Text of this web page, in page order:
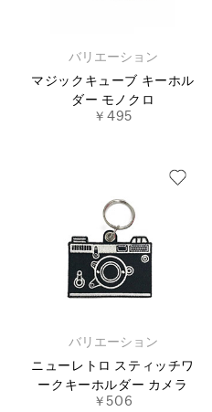
バリエーション
マジックキューブ キーホル
ダー モノクロ
￥495
バリエーション
ニューレトロ スティッチワ
ークキーホルダー カメラ
￥506